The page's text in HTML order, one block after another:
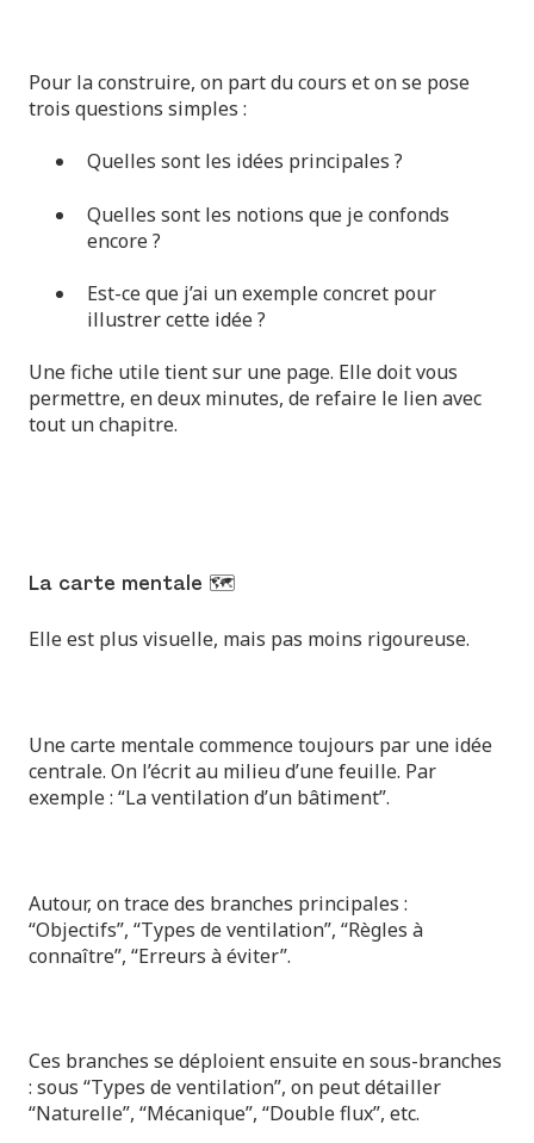
Pour la construire, on part du cours et on se pose
trois questions simples :
Quelles sont les idées principales ?
Quelles sont les notions que je confonds
encore ?
Est-ce que j’ai un exemple concret pour
illustrer cette idée ?
Une fiche utile tient sur une page. Elle doit vous
permettre, en deux minutes, de refaire le lien avec
tout un chapitre.
La carte mentale 🗺️
Elle est plus visuelle, mais pas moins rigoureuse.
Une carte mentale commence toujours par une idée
centrale. On l’écrit au milieu d’une feuille. Par
exemple : “La ventilation d’un bâtiment”.
Autour, on trace des branches principales :
“Objectifs”, “Types de ventilation”, “Règles à
connaître”, “Erreurs à éviter”.
Ces branches se déploient ensuite en sous-branches
: sous “Types de ventilation”, on peut détailler
“Naturelle”, “Mécanique”, “Double flux”, etc.